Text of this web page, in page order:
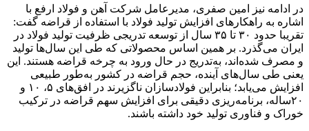
در ادامه نیز امین صفری، مدیرعامل شرکت آهن و فولاد ارفع با
اشاره به راهکارهای افزایش تولید فولاد با استفاده از قراضه گفت:
تقریبا حدود ۳۰ تا ۳۵ سال از توسعه تدریجی ظرفیت تولید فولاد در
ایران می‌گذرد. بر همین اساس محصولاتی که طی این سال‌ها تولید
و مصرف شده‌اند، به‌تدریج در حال ورود به چرخه قراضه هستند. این
یعنی طی سال‌های آینده، حجم قراضه در کشور به‌طور طبیعی
افزایش می‌یابد؛ بنابراین فولادسازان ناگزیرند در افق‌های ۵، ۱۰ و
۲۰ساله، برنامه‌ریزی دقیقی برای افزایش سهم قراضه در ترکیب
خوراک و فناوری تولید خود داشته باشند.